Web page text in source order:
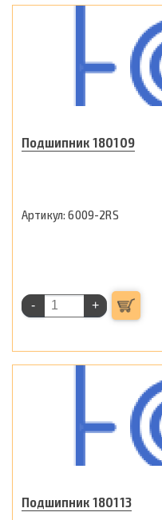
Подшипник 180109
6009-2RS
- +
Подшипник 180113